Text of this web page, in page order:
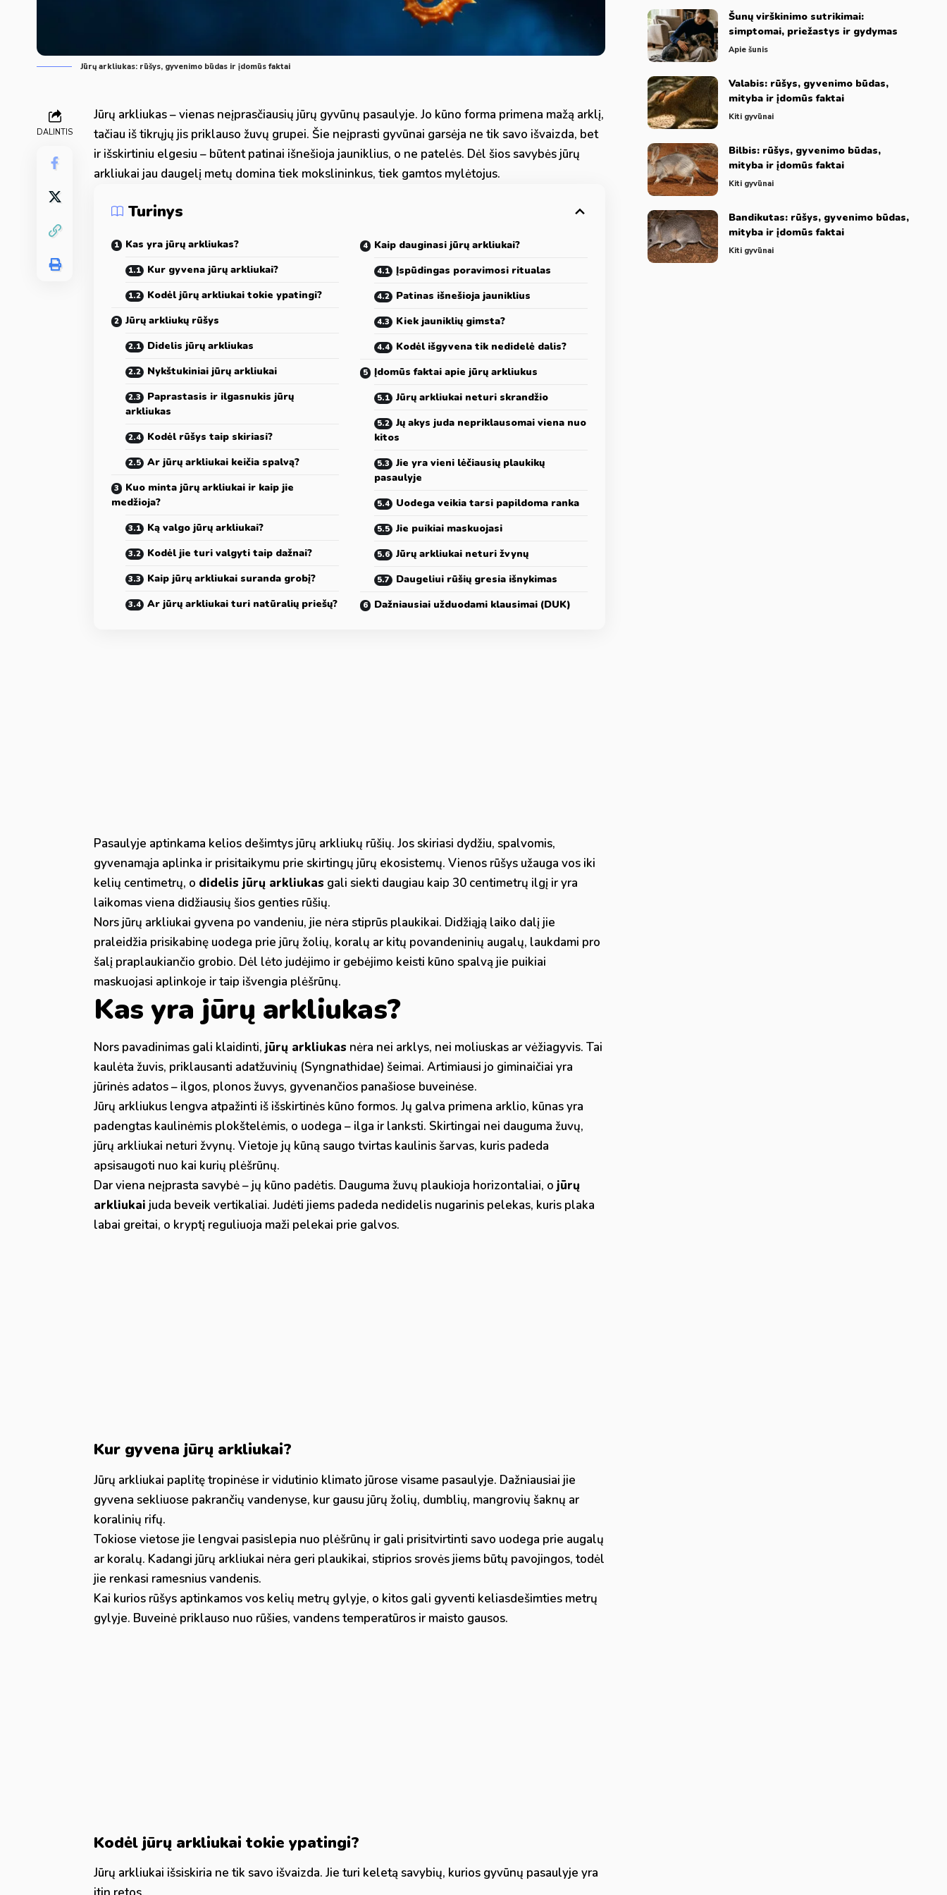
Jūrų arkliukas: rūšys, gyvenimo būdas ir įdomūs faktai
DALINTIS
Jūrų arkliukas – vienas neįprasčiausių jūrų gyvūnų pasaulyje. Jo kūno forma primena mažą arklį,
tačiau iš tikrųjų jis priklauso žuvų grupei. Šie neįprasti gyvūnai garsėja ne tik savo išvaizda, bet
ir išskirtiniu elgesiu – būtent patinai išnešioja jauniklius, o ne patelės. Dėl šios savybės jūrų
arkliukai jau daugelį metų domina tiek mokslininkus, tiek gamtos mylėtojus.
Turinys
Kas yra jūrų arkliukas?
Kur gyvena jūrų arkliukai?
Kodėl jūrų arkliukai tokie ypatingi?
Jūrų arkliukų rūšys
Didelis jūrų arkliukas
Nykštukiniai jūrų arkliukai
Paprastasis ir ilgasnukis jūrų
arkliukas
Kodėl rūšys taip skiriasi?
Ar jūrų arkliukai keičia spalvą?
Kuo minta jūrų arkliukai ir kaip jie
medžioja?
Ką valgo jūrų arkliukai?
Kodėl jie turi valgyti taip dažnai?
Kaip jūrų arkliukai suranda grobį?
Ar jūrų arkliukai turi natūralių priešų?
Kaip dauginasi jūrų arkliukai?
Įspūdingas poravimosi ritualas
Patinas išnešioja jauniklius
Kiek jauniklių gimsta?
Kodėl išgyvena tik nedidelė dalis?
Įdomūs faktai apie jūrų arkliukus
Jūrų arkliukai neturi skrandžio
Jų akys juda nepriklausomai viena nuo
kitos
Jie yra vieni lėčiausių plaukikų
pasaulyje
Uodega veikia tarsi papildoma ranka
Jie puikiai maskuojasi
Jūrų arkliukai neturi žvynų
Daugeliui rūšių gresia išnykimas
Dažniausiai užduodami klausimai (DUK)
Pasaulyje aptinkama kelios dešimtys jūrų arkliukų rūšių. Jos skiriasi dydžiu, spalvomis,
gyvenamąja aplinka ir prisitaikymu prie skirtingų jūrų ekosistemų. Vienos rūšys užauga vos iki
kelių centimetrų, o didelis jūrų arkliukas gali siekti daugiau kaip 30 centimetrų ilgį ir yra
laikomas viena didžiausių šios genties rūšių.
Nors jūrų arkliukai gyvena po vandeniu, jie nėra stiprūs plaukikai. Didžiąją laiko dalį jie
praleidžia prisikabinę uodega prie jūrų žolių, koralų ar kitų povandeninių augalų, laukdami pro
šalį praplaukiančio grobio. Dėl lėto judėjimo ir gebėjimo keisti kūno spalvą jie puikiai
maskuojasi aplinkoje ir taip išvengia plėšrūnų.
Kas yra jūrų arkliukas?
Nors pavadinimas gali klaidinti, jūrų arkliukas nėra nei arklys, nei moliuskas ar vėžiagyvis. Tai
kaulėta žuvis, priklausanti adatžuvinių (Syngnathidae) šeimai. Artimiausi jo giminaičiai yra
jūrinės adatos – ilgos, plonos žuvys, gyvenančios panašiose buveinėse.
Jūrų arkliukus lengva atpažinti iš išskirtinės kūno formos. Jų galva primena arklio, kūnas yra
padengtas kaulinėmis plokštelėmis, o uodega – ilga ir lanksti. Skirtingai nei dauguma žuvų,
jūrų arkliukai neturi žvynų. Vietoje jų kūną saugo tvirtas kaulinis šarvas, kuris padeda
apsisaugoti nuo kai kurių plėšrūnų.
Dar viena neįprasta savybė – jų kūno padėtis. Dauguma žuvų plaukioja horizontaliai, o jūrų
arkliukai juda beveik vertikaliai. Judėti jiems padeda nedidelis nugarinis pelekas, kuris plaka
labai greitai, o kryptį reguliuoja maži pelekai prie galvos.
Kur gyvena jūrų arkliukai?
Jūrų arkliukai paplitę tropinėse ir vidutinio klimato jūrose visame pasaulyje. Dažniausiai jie
gyvena sekliuose pakrančių vandenyse, kur gausu jūrų žolių, dumblių, mangrovių šaknų ar
koralinių rifų.
Tokiose vietose jie lengvai pasislepia nuo plėšrūnų ir gali prisitvirtinti savo uodega prie augalų
ar koralų. Kadangi jūrų arkliukai nėra geri plaukikai, stiprios srovės jiems būtų pavojingos, todėl
jie renkasi ramesnius vandenis.
Kai kurios rūšys aptinkamos vos kelių metrų gylyje, o kitos gali gyventi keliasdešimties metrų
gylyje. Buveinė priklauso nuo rūšies, vandens temperatūros ir maisto gausos.
Kodėl jūrų arkliukai tokie ypatingi?
Jūrų arkliukai išsiskiria ne tik savo išvaizda. Jie turi keletą savybių, kurios gyvūnų pasaulyje yra
Šunų virškinimo sutrikimai:
simptomai, priežastys ir gydymas
Apie šunis
Valabis: rūšys, gyvenimo būdas,
mityba ir įdomūs faktai
Kiti gyvūnai
Bilbis: rūšys, gyvenimo būdas,
mityba ir įdomūs faktai
Kiti gyvūnai
Bandikutas: rūšys, gyvenimo būdas,
mityba ir įdomūs faktai
Kiti gyvūnai